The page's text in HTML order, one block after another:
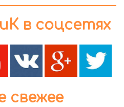
в соцсетях
свежее